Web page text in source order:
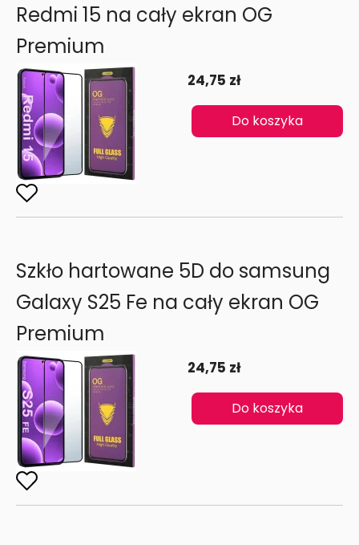
Redmi 15 na cały ekran OG
Premium
24,75 zł
Do koszyka
Szkło hartowane 5D do samsung
Galaxy S25 Fe na cały ekran OG
Premium
24,75 zł
Do koszyka